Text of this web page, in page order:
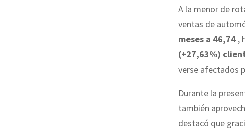
A la menor de
ventas de
meses a 46,74 ,
(+27,63%)
verse afectados
Durante la
también
destacó que